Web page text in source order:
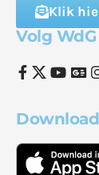
Klik
Volg